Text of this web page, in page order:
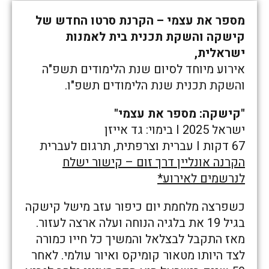
מספר את עצמי – הקרנת סרטו החדש של
קישקה והשקת תכנית בית לאמנות
ישראלית,
אירוע מיוחד לסיום שנת הלימודים תשפ"ה
והשקת תכנית שנת הלימודים תשפ"ו.
"קישקה: מספר את עצמי"
ישראל 2025 I בימוי: גד אייזן
67 דקות I עברית וצרפתית, תרגום לעברית
הקרנה אונליין דרך זום – קישור ישלח
לנרשמים לאירוע*
כשפרצה מלחמת יום כיפור עזב מישל קישקה
בגיל 19 את בלגיה הנוחה ועלה ארצה לעזור.
מאז התקבל לבצלאל והמשיך כל חייו כמורה
לצד היותו מטאור קומיקס ואיור עולמי. לאחר